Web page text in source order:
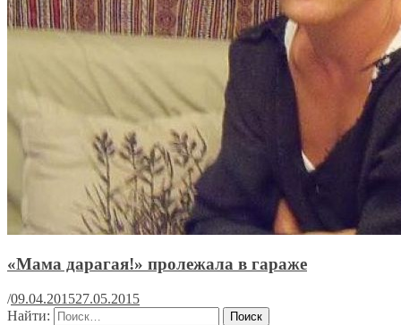
«Мама дарагая!» пролежала в гараже
/09.04.201527.05.2015
Найти: